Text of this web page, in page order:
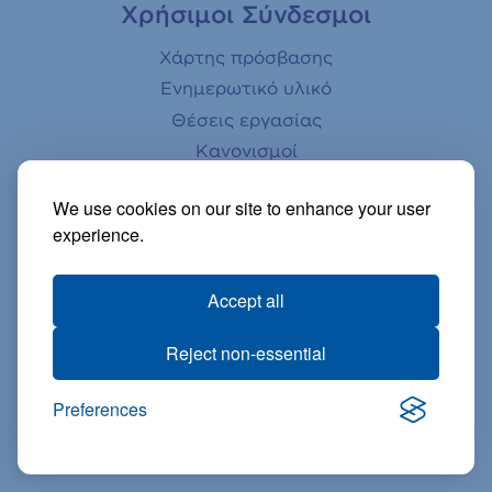
We use cookies on our site to enhance your user
experience.
Accept all
Reject non-essential
Preferences
Χρήσιμοι Σύνδεσμοι
Χάρτης πρόσβασης
Ενημερωτικό υλικό
Θέσεις εργασίας
Κανονισμοί
Αστεροσκοπείο
Ηλεκτρονικό κατάστημα
Βίντεο